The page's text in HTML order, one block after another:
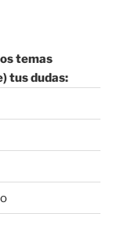
temas
tus dudas: